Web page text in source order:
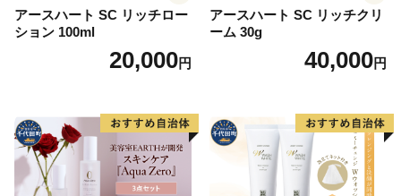
アースハート SC リッチロー
ション 100ml
20,000円
アースハート SC リッチクリ
ーム 30g
40,000円